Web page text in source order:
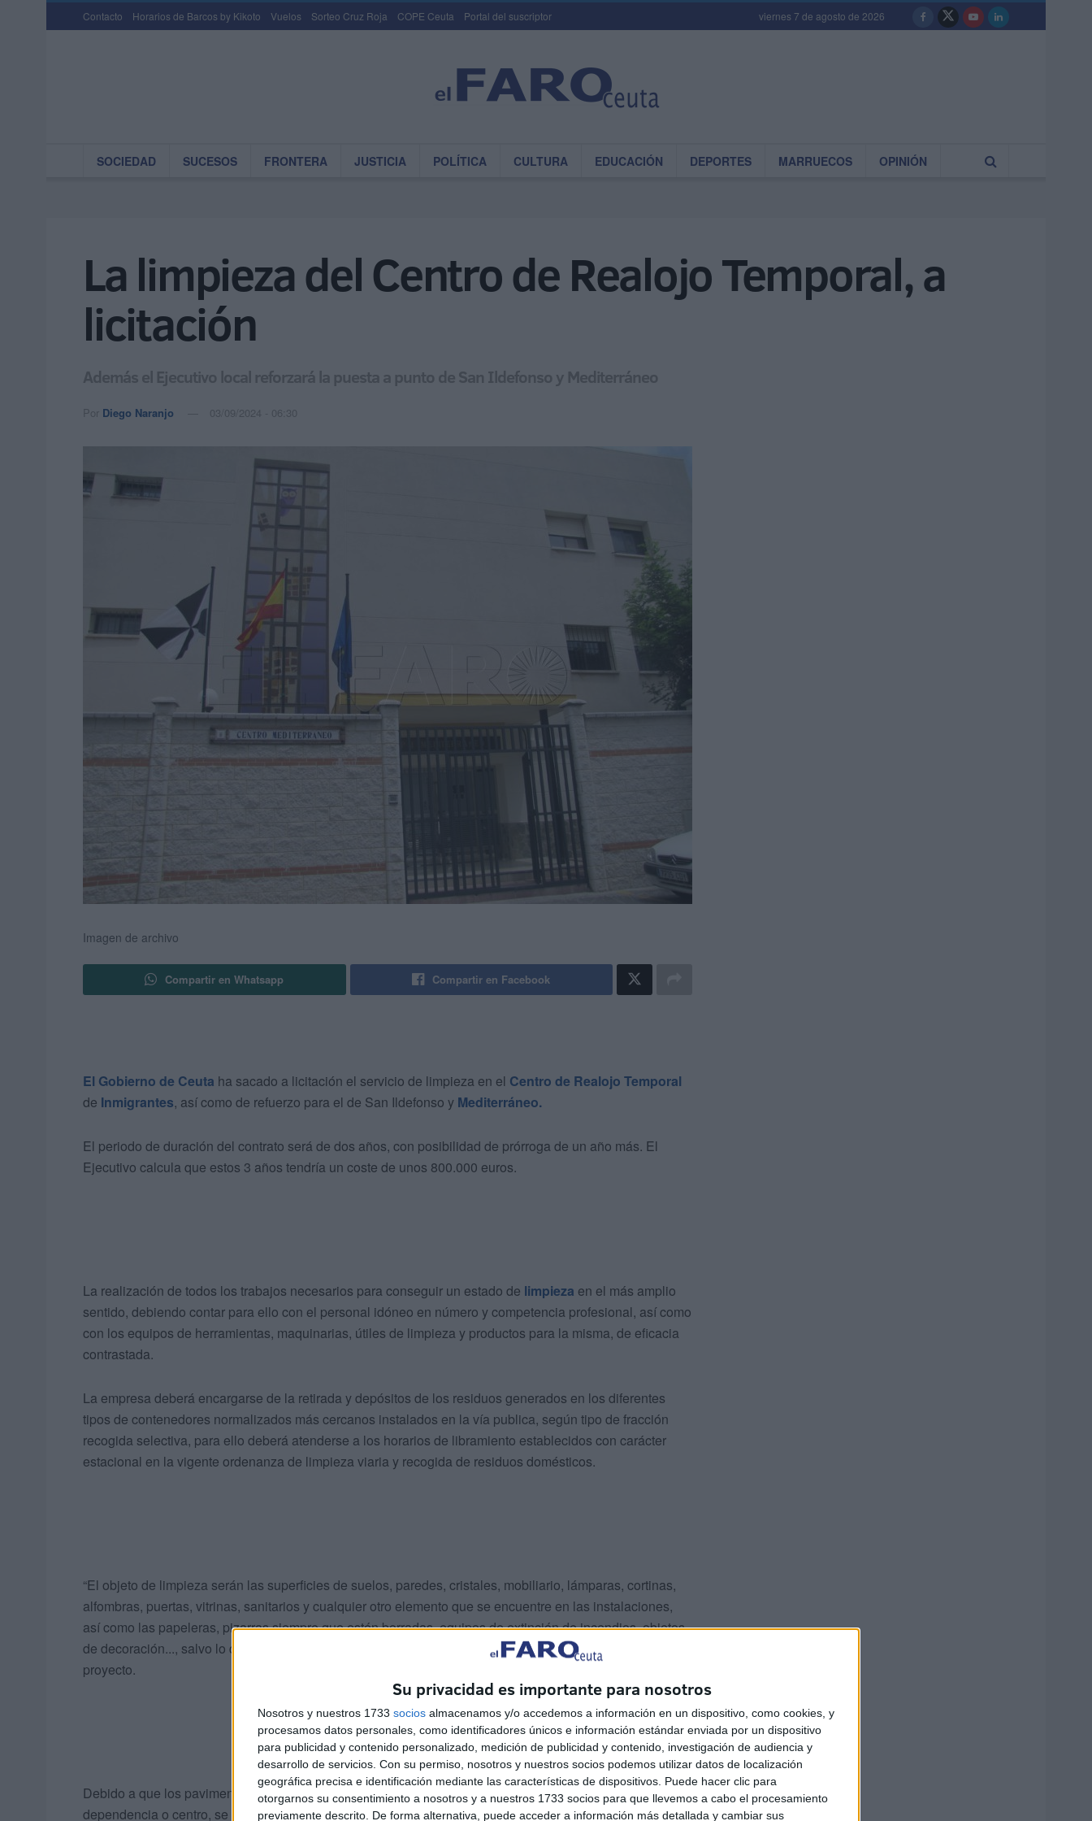
Su privacidad es importante para nosotros
Nosotros y nuestros 1733 socios almacenamos y/o accedemos a información en un dispositivo, como cookies, y
procesamos datos personales, como identificadores únicos e información estándar enviada por un dispositivo
para publicidad y contenido personalizado, medición de publicidad y contenido, investigación de audiencia y
desarrollo de servicios. Con su permiso, nosotros y nuestros socios podemos utilizar datos de localización
geográfica precisa e identificación mediante las características de dispositivos. Puede hacer clic para
otorgarnos su consentimiento a nosotros y a nuestros 1733 socios para que llevemos a cabo el procesamiento
previamente descrito. De forma alternativa, puede acceder a información más detallada y cambiar sus
Contacto Horarios de Barcos by Kikoto Vuelos Sorteo Cruz Roja COPE Ceuta Portal del suscriptor viernes 7 de agosto de 2026
SOCIEDAD SUCESOS FRONTERA JUSTICIA POLÍTICA CULTURA EDUCACIÓN DEPORTES MARRUECOS OPINIÓN
La limpieza del Centro de Realojo Temporal, a
licitación
Además el Ejecutivo local reforzará la puesta a punto de San Ildefonso y Mediterráneo
Por Diego Naranjo 03/09/2024 - 06:30
Imagen de archivo
Compartir en Whatsapp Compartir en Facebook
El Gobierno de Ceuta ha sacado a licitación el servicio de limpieza en el Centro de Realojo Temporal
de Inmigrantes, así como de refuerzo para el de San Ildefonso y Mediterráneo.
El periodo de duración del contrato será de dos años, con posibilidad de prórroga de un año más. El
Ejecutivo calcula que estos 3 años tendría un coste de unos 800.000 euros.
La realización de todos los trabajos necesarios para conseguir un estado de limpieza en el más amplio
sentido, debiendo contar para ello con el personal idóneo en número y competencia profesional, así como
con los equipos de herramientas, maquinarias, útiles de limpieza y productos para la misma, de eficacia
contrastada.
La empresa deberá encargarse de la retirada y depósitos de los residuos generados en los diferentes
tipos de contenedores normalizados más cercanos instalados en la vía publica, según tipo de fracción
recogida selectiva, para ello deberá atenderse a los horarios de libramiento establecidos con carácter
estacional en la vigente ordenanza de limpieza viaria y recogida de residuos domésticos.
“El objeto de limpieza serán las superficies de suelos, paredes, cristales, mobiliario, lámparas, cortinas,
alfombras, puertas, vitrinas, sanitarios y cualquier otro elemento que se encuentre en las instalaciones,
así como las papeleras, pizarras siempre que estén borradas, equipos de extinción de incendios, objetos
de decoración..., salvo lo que afecte al funcionamiento de elementos mecánicos”, se redacta en el
proyecto.
Debido a que los pavimentos presentan una gran parte de la suciedad que se genera en una
dependencia o centro, se prestará especial atención a su mantenimiento.